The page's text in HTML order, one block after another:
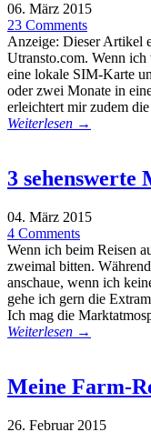
06. März 2015
23 Comments
Anzeige: Dieser Artikel
Utransto.com. Wenn
eine lokale SIM-Karte
oder zwei Monate in
erleichtert mir zudem
Weiterlesen →
3
04. März 2015
4 Comments
Wenn ich beim Reisen
zweimal bitten.
anschaue, wenn ich
gehe ich gern die
Ich mag die
Weiterlesen →
Meine Farm-
26. Februar 2015